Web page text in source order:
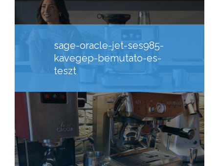
sage-oracle-jet-ses985-
kavegep-bemutato-es-
teszt